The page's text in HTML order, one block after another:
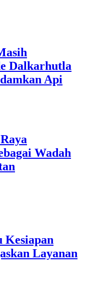
Dalkarhutla
Api
Wadah
Layanan